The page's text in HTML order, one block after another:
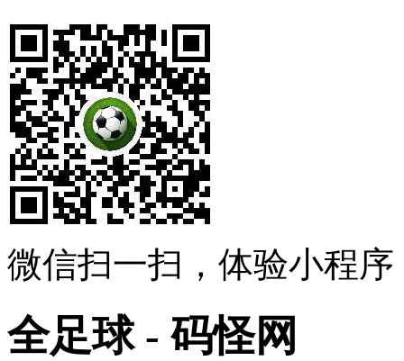
微信扫一扫，体验小程序
全足球 - 码怪网